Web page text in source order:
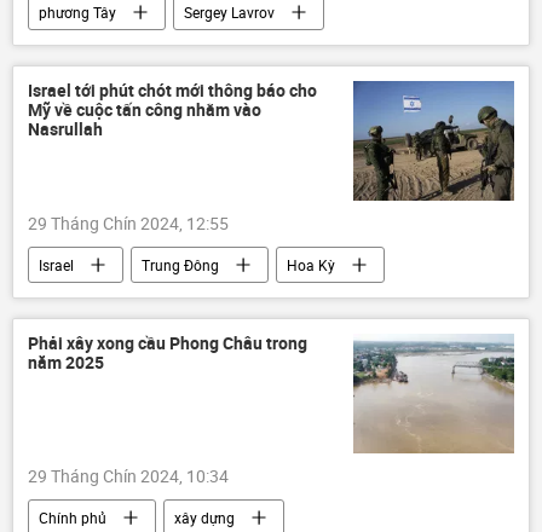
phương Tây
Sergey Lavrov
Thế giới
Nga
Liên Hợp Quốc
Chính trị
Israel tới phút chót mới thông báo cho
Mỹ về cuộc tấn công nhằm vào
Nasrullah
29 Tháng Chín 2024, 12:55
Israel Trung Đông
Hoa Kỳ
Lầu Năm Góc
Thế giới
tấn công
"Hezbollah"
Báo chí thế giới
Phải xây xong cầu Phong Châu trong
năm 2025
29 Tháng Chín 2024, 10:34
Chính phủ
xây dựng